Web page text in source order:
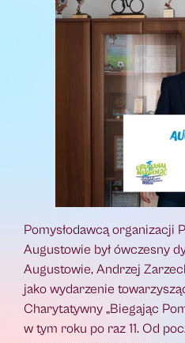
Pomysłodawcą organizacji
Augustowie był ówczesny
Augustowie, Andrzej
jako wydarzenie
Charytatywny „Biegając
w tym roku po raz 11. Od